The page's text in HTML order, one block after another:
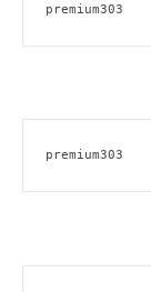
premium303
premium303